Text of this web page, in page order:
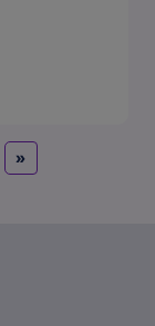
»